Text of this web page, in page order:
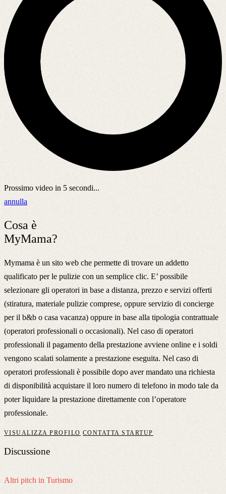
Prossimo video in 5 secondi...
annulla
Cosa è
MyMama?
Mymama è un sito web che permette di trovare un addetto
qualificato per le pulizie con un semplice clic. E’ possibile
selezionare gli operatori in base a distanza, prezzo e servizi offerti
(stiratura, materiale pulizie comprese, oppure servizio di concierge
per il b&b o casa vacanza) oppure in base alla tipologia contrattuale
(operatori professionali o occasionali). Nel caso di operatori
professionali il pagamento della prestazione avviene online e i soldi
vengono scalati solamente a prestazione eseguita. Nel caso di
operatori professionali è possibile dopo aver mandato una richiesta
di disponibilità acquistare il loro numero di telefono in modo tale da
poter liquidare la prestazione direttamente con l’operatore
professionale.
VISUALIZZA PROFILO CONTATTA STARTUP
Discussione
Altri pitch in Turismo